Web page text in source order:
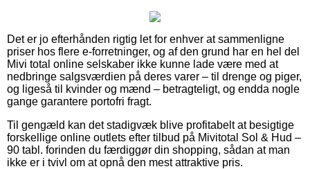
Det er jo efterhånden rigtig let for enhver at sammenligne
priser hos flere e-forretninger, og af den grund har en hel del
Mivi total online selskaber ikke kunne lade være med at
nedbringe salgsværdien på deres varer – til drenge og piger,
og ligeså til kvinder og mænd – betragteligt, og endda nogle
gange garantere portofri fragt.
Til gengæld kan det stadigvæk blive profitabelt at besigtige
forskellige online outlets efter tilbud på Mivitotal Sol & Hud –
90 tabl. forinden du færdiggør din shopping, sådan at man
ikke er i tvivl om at opnå den mest attraktive pris.